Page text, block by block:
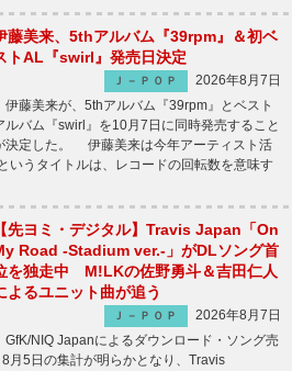
藤美来、5thアルバム『39rpm』＆初ベ
トAL『swirl』発売日決定
Ｊ－ＰＯＰ
2026年8月7日
伊藤美来が、5thアルバム『39rpm』とベスト
ルバム『swirl』を10月7日に同時発売すること
決定した。 伊藤美来は今年アーティスト活
いうタイトルは、レコードの回転数を意味す
【先ヨミ・デジタル】Travis Japan「On
Road -Stadium ver.-」がDLソング首
を独走中 M!LKの佐野勇斗＆吉田仁人
よるユニット曲が追う
Ｊ－ＰＯＰ
2026年8月7日
GfK/NIQ Japanによるダウンロード・ソング売
月5日の集計が明らかとなり、Travis